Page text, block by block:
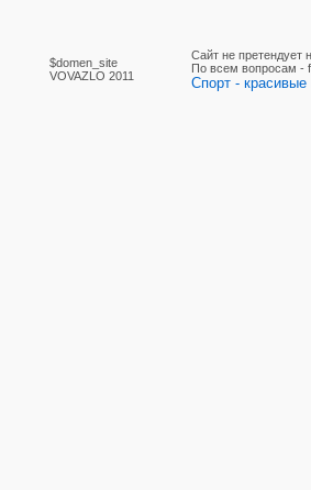
$domen_site
VOVAZLO 2011
Сайт не претендует
По вcем вопросам -
Спорт - красивые